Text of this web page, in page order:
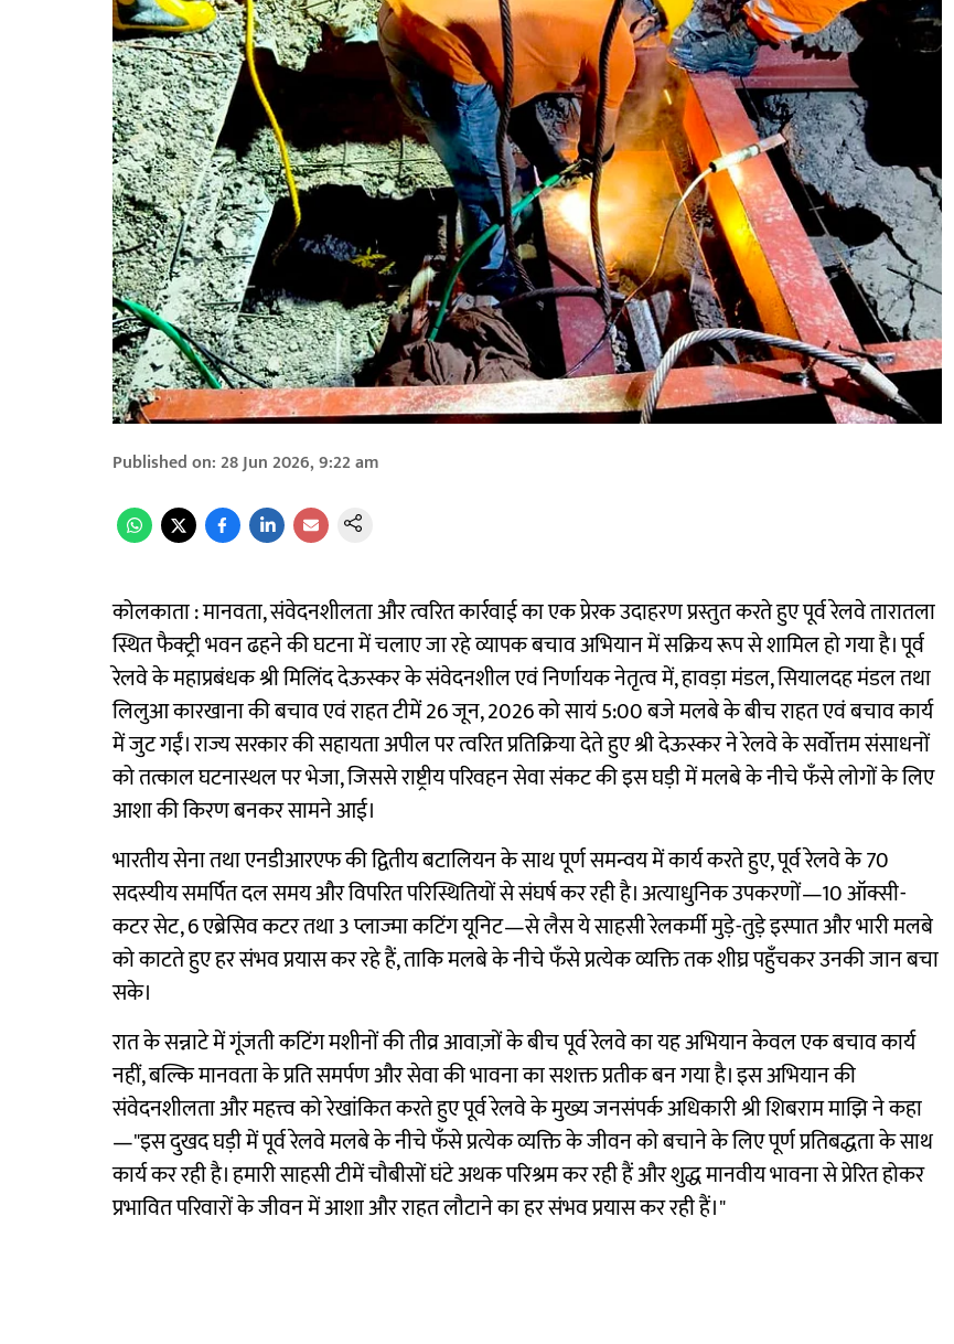
Published on:28 Jun 2026, 9:22 am
कोलकाता : मानवता, संवेदनशीलता और त्वरित कार्रवाई का एक प्रेरक उदाहरण प्रस्तुत करते हुए पूर्व रेलवे तारातला
स्थित फैक्ट्री भवन ढहने की घटना में चलाए जा रहे व्यापक बचाव अभियान में सक्रिय रूप से शामिल हो गया है। पूर्व
रेलवे के महाप्रबंधक श्री मिलिंद देऊस्कर के संवेदनशील एवं निर्णायक नेतृत्व में, हावड़ा मंडल, सियालदह मंडल तथा
लिलुआ कारखाना की बचाव एवं राहत टीमें 26 जून, 2026 को सायं 5:00 बजे मलबे के बीच राहत एवं बचाव कार्य
में जुट गईं। राज्य सरकार की सहायता अपील पर त्वरित प्रतिक्रिया देते हुए श्री देऊस्कर ने रेलवे के सर्वोत्तम संसाधनों
को तत्काल घटनास्थल पर भेजा, जिससे राष्ट्रीय परिवहन सेवा संकट की इस घड़ी में मलबे के नीचे फँसे लोगों के लिए
आशा की किरण बनकर सामने आई।
भारतीय सेना तथा एनडीआरएफ की द्वितीय बटालियन के साथ पूर्ण समन्वय में कार्य करते हुए, पूर्व रेलवे के 70
सदस्यीय समर्पित दल समय और विपरित परिस्थितियों से संघर्ष कर रही है। अत्याधुनिक उपकरणों—10 ऑक्सी-
कटर सेट, 6 एब्रेसिव कटर तथा 3 प्लाज्मा कटिंग यूनिट—से लैस ये साहसी रेलकर्मी मुड़े-तुड़े इस्पात और भारी मलबे
को काटते हुए हर संभव प्रयास कर रहे हैं, ताकि मलबे के नीचे फँसे प्रत्येक व्यक्ति तक शीघ्र पहुँचकर उनकी जान बचा
सके।
रात के सन्नाटे में गूंजती कटिंग मशीनों की तीव्र आवाज़ों के बीच पूर्व रेलवे का यह अभियान केवल एक बचाव कार्य
नहीं, बल्कि मानवता के प्रति समर्पण और सेवा की भावना का सशक्त प्रतीक बन गया है। इस अभियान की
संवेदनशीलता और महत्त्व को रेखांकित करते हुए पूर्व रेलवे के मुख्य जनसंपर्क अधिकारी श्री शिबराम माझि ने कहा
—"इस दुखद घड़ी में पूर्व रेलवे मलबे के नीचे फँसे प्रत्येक व्यक्ति के जीवन को बचाने के लिए पूर्ण प्रतिबद्धता के साथ
कार्य कर रही है। हमारी साहसी टीमें चौबीसों घंटे अथक परिश्रम कर रही हैं और शुद्ध मानवीय भावना से प्रेरित होकर
प्रभावित परिवारों के जीवन में आशा और राहत लौटाने का हर संभव प्रयास कर रही हैं।"